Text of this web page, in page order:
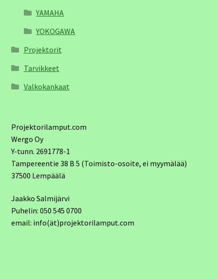
YAMAHA
YOKOGAWA
Projektorit
Tarvikkeet
Valkokankaat
Projektorilamput.com
Wergo Oy
Y-tunn. 2691778-1
Tampereentie 38 B 5 (Toimisto-osoite, ei myymälää)
37500 Lempäälä
Jaakko Salmijärvi
Puhelin: 050 545 0700
email: info(ät)projektorilamput.com